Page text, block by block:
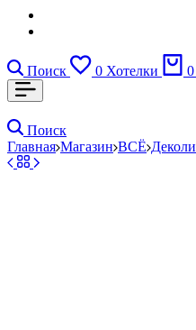
Поиск 0 Хотелки 0
Поиск
Главная Магазин ВСЁ Деколи